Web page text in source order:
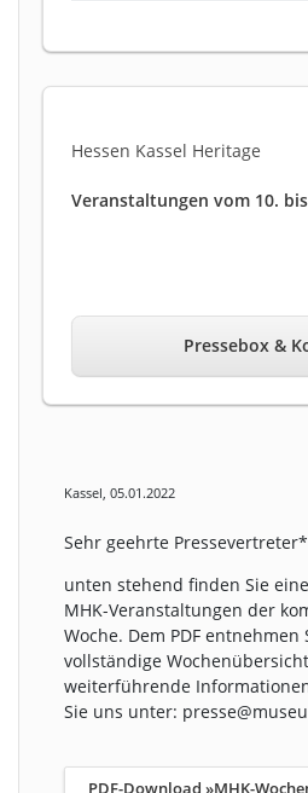
Hessen Kassel Heritage
Veranstaltungen vom 10.
Pressebox &
Kassel, 05.01.2022
Sehr geehrte
unten stehend finden Sie
MHK-Veranstaltungen der
Woche. Dem PDF entnehmen
vollständige
weiterführende
Sie uns unter:
PDF-Download »MHK-